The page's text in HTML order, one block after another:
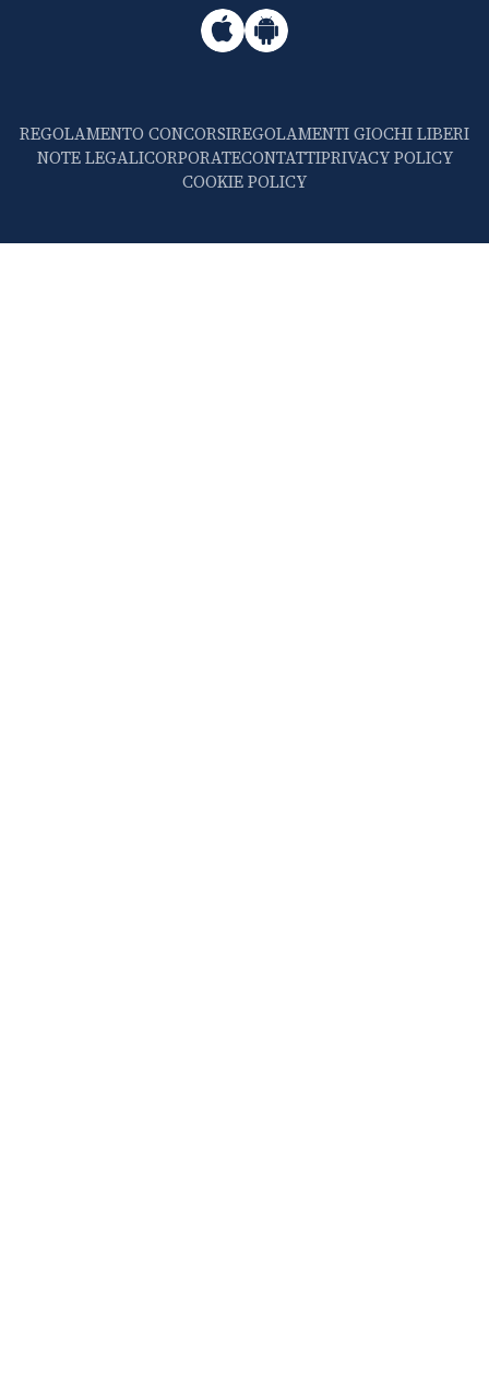
REGOLAMENTO CONCORSIREGOLAMENTI GIOCHI LIBERI
NOTE LEGALICORPORATECONTATTIPRIVACY POLICY
COOKIE POLICY